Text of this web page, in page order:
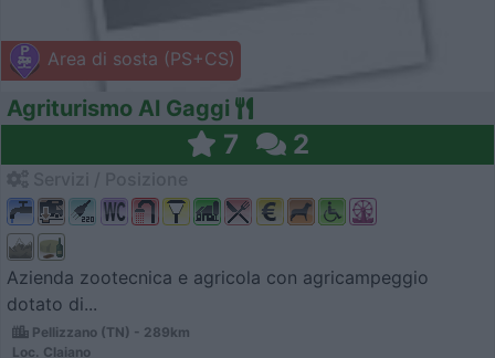
Area di sosta (PS+CS)
Agriturismo Al Gaggi
7 2
Azienda zootecnica e agricola con agricampeggio
dotato di...
Pellizzano (TN) - 289km
Loc. Claiano